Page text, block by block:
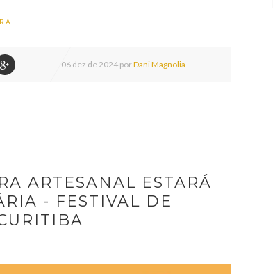
06 dez de2024 porDani Magnolia
ARTESANAL ESTARÁ
- FESTIVAL DE